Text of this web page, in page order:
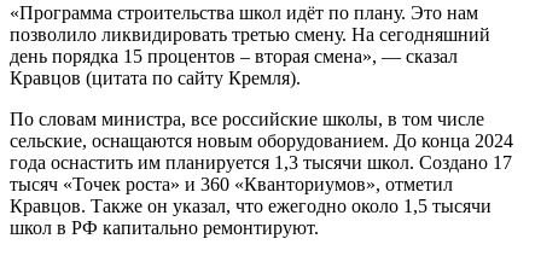
«Программа строительства школ идёт по плану. Это нам
позволило ликвидировать третью смену. На сегодняшний
день порядка 15 процентов – вторая смена», — сказал
Кравцов (цитата по сайту Кремля).
По словам министра, все российские школы, в том числе
сельские, оснащаются новым оборудованием. До конца 2024
года оснастить им планируется 1,3 тысячи школ. Создано 17
тысяч «Точек роста» и 360 «Кванториумов», отметил
Кравцов. Также он указал, что ежегодно около 1,5 тысячи
школ в РФ капитально ремонтируют.